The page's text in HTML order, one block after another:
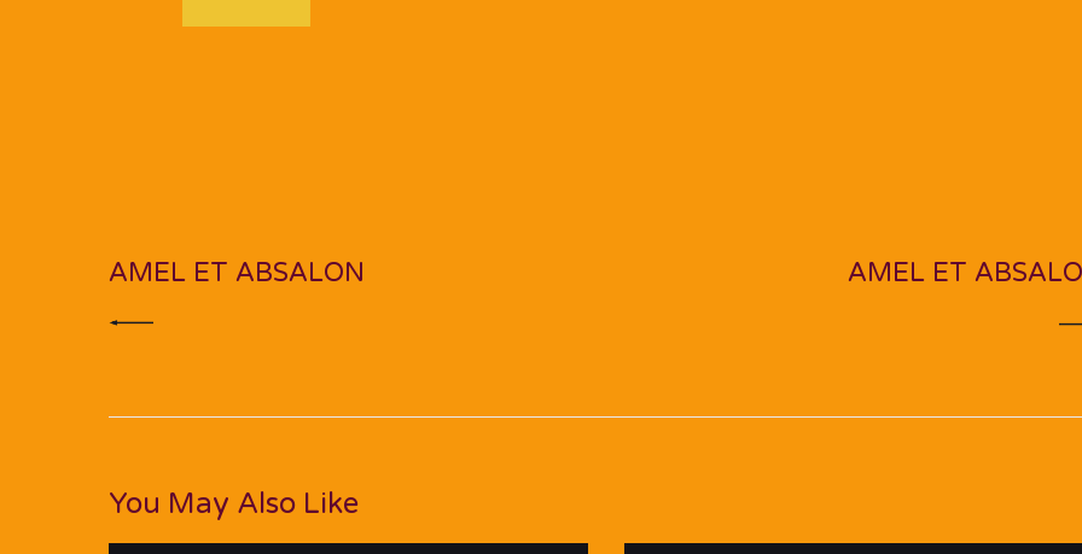
l’article
AMEL ET ABSALON AMEL ET
You May Also Like